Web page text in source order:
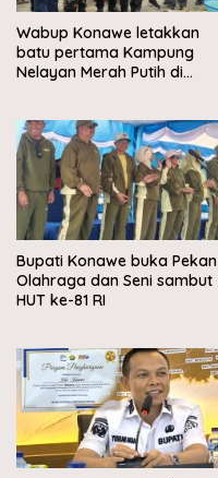
Wabup Konawe letakkan
batu pertama Kampung
Nelayan Merah Putih di
Bupati Konawe buka Pekan
Olahraga dan Seni sambut
HUT ke-81 RI